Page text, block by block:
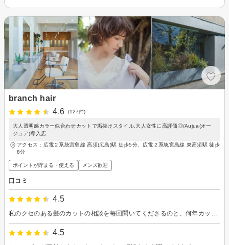
branch hair
4.6
(127件)
大人透明感カラー似合わせカットで垢抜けスタイル,大人女性に高評価◎/Aujua(オー
ジュア)導入店
アクセス：広電２系統宮島線 高須(広島)駅 徒歩5分、広電２系統宮島線 東高須駅 徒歩
8分
ポイントが貯まる・使える メンズ歓迎
口コミ
4.5
私のクセのある髪のカットの相談を毎回聞いてくださるのと、何年カットしていただいてるので前の時こうだったと、記憶していてくれるので、助かります。
4.5